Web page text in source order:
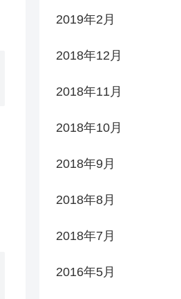
2019年2月
2018年12月
2018年11月
2018年10月
2018年9月
2018年8月
2018年7月
2016年5月